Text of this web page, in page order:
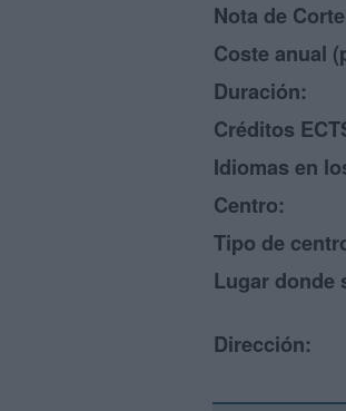
Nota de
Coste anual
Duración:
Créditos
Idiomas en
Centro:
Tipo de
Lugar donde
Dirección: